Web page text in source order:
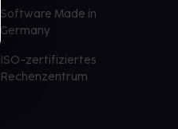
Software Made in
Germany
ISO-zertifiziertes
Rechenzentrum